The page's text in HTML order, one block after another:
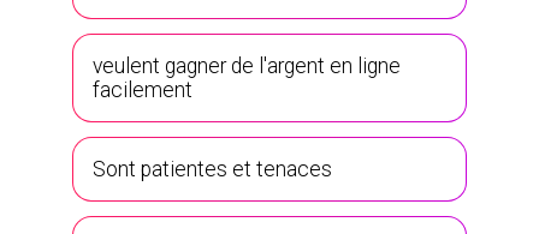
veulent gagner de l'argent en ligne
facilement
Sont patientes et tenaces